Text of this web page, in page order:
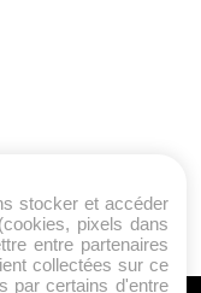
stocker et accéder
pixels dans
entre partenaires
collectées sur ce
par certains d'entre